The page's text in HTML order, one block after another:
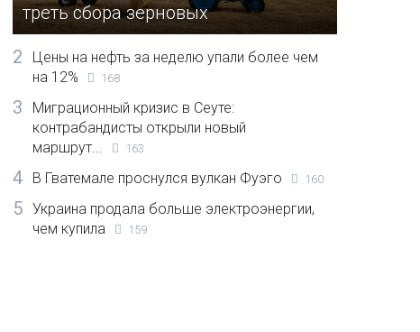
треть сбора зерновых
2
Цены на нефть за неделю упали более чем
на 12%
168
3
Миграционный кризис в Сеуте:
контрабандисты открыли новый
маршрут...
163
4 В Гватемале проснулся вулкан Фуэго 160
5
Украина продала больше электроэнергии,
чем купила
159